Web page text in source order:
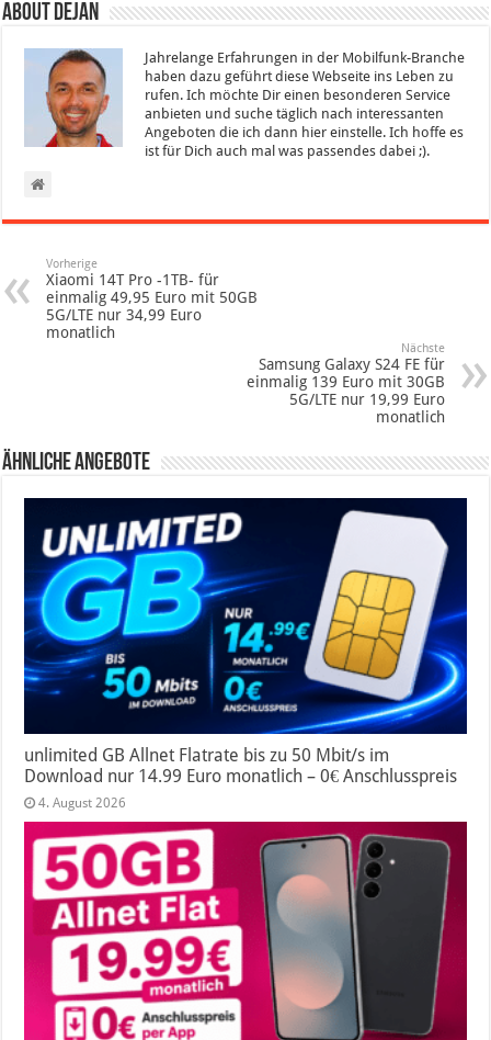
About Dejan
Jahrelange Erfahrungen in der Mobilfunk-Branche
haben dazu geführt diese Webseite ins Leben zu
rufen. Ich möchte Dir einen besonderen Service
anbieten und suche täglich nach interessanten
Angeboten die ich dann hier einstelle. Ich hoffe es
ist für Dich auch mal was passendes dabei ;).
Vorherige
Xiaomi 14T Pro -1TB- für
einmalig 49,95 Euro mit 50GB
5G/LTE nur 34,99 Euro
monatlich
Nächste
Samsung Galaxy S24 FE für
einmalig 139 Euro mit 30GB
5G/LTE nur 19,99 Euro
monatlich
Ähnliche Angebote
unlimited GB Allnet Flatrate bis zu 50 Mbit/s im
Download nur 14.99 Euro monatlich – 0€ Anschlusspreis
4. August 2026